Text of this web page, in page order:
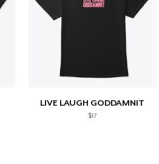
LIVE LAUGH GODDAMNIT
$17